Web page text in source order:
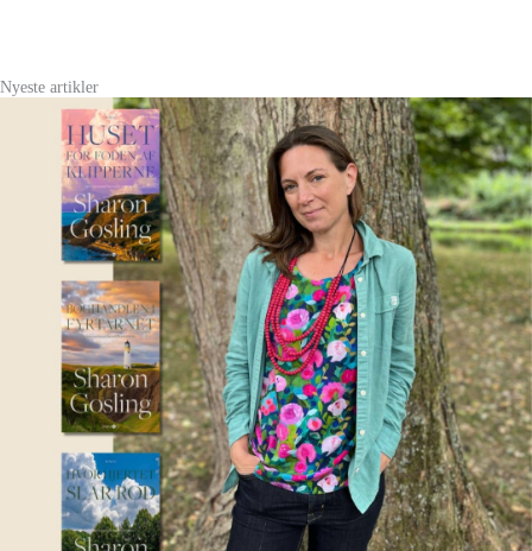
Nyeste artikler